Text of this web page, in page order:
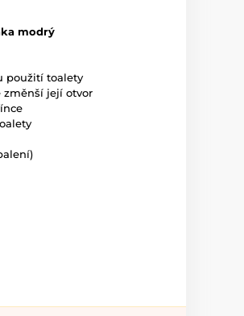
modrý
použití toalety
změnší její otvor